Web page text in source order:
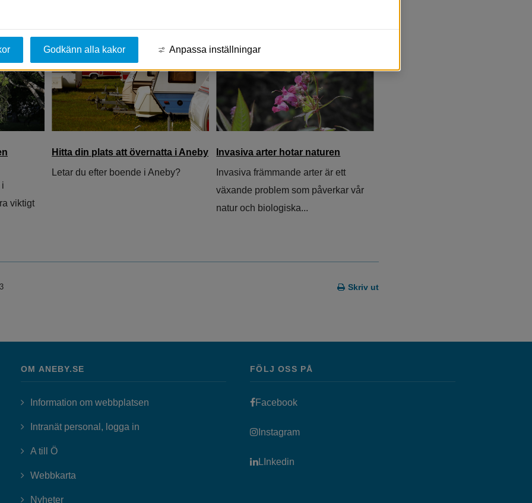
i
viktigt
Hitta din plats att övernatta i Aneby
Letar du efter boende i Aneby?
Invasiva arter hotar naturen
Invasiva främmande arter är ett
växande problem som påverkar vår
natur och biologiska...
Skriv ut
OM ANEBY.SE
Information om webbplatsen
Intranät personal, logga in Länk till annan webbplats, öppnas i nytt fönster.
A till Ö
Webbkarta
Nyheter
FÖLJ OSS PÅ
FacebookLänk till annan webbplats, öppnas i nytt fönster.
InstagramLänk till annan webbplats, öppnas i nytt fönster.
LInkedin
Godkänn alla kakor Anpassa inställningar